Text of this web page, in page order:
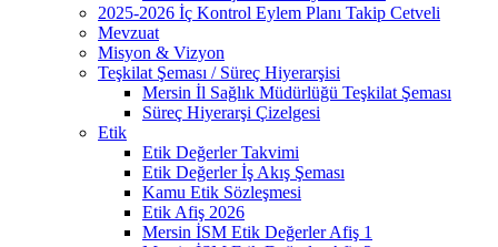
2025-2026 İç Kontrol Eylem Planı Takip Cetveli
Mevzuat
Misyon & Vizyon
Teşkilat Şeması / Süreç Hiyerarşisi
Mersin İl Sağlık Müdürlüğü Teşkilat Şeması
Süreç Hiyerarşi Çizelgesi
Etik
Etik Değerler Takvimi
Etik Değerler İş Akış Şeması
Kamu Etik Sözleşmesi
Etik Afiş 2026
Mersin İSM Etik Değerler Afiş 1